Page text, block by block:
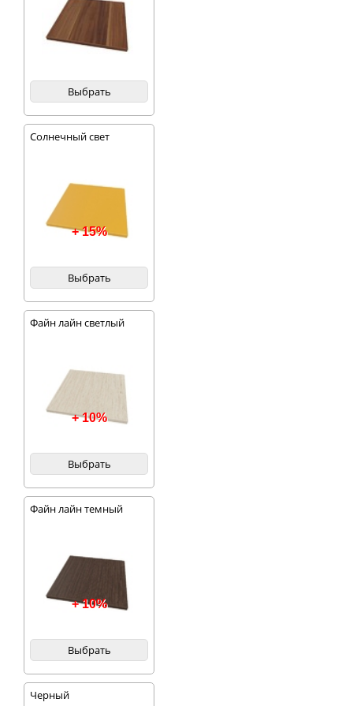
Выбрать
Солнечный свет
+ 15%
Выбрать
Файн лайн светлый
+ 10%
Выбрать
Файн лайн темный
+ 10%
Выбрать
Черный